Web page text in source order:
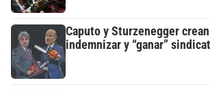
Caputo y Sturzenegger
indemnizar y “ganar”